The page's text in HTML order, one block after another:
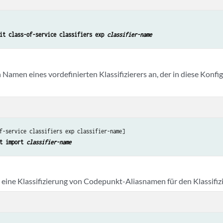
class-of-service classifiers exp classifier-name
Namen eines vordefinierten Klassifizierers an, der in diese
service classifiers exp classifier-name]
import classifier-name
eine Klassifizierung von Codepunkt-Aliasnamen für den